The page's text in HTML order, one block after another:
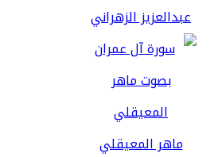
عبدالعزيز الزهراني
ماهر المعيقلي